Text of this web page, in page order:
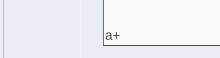
a+